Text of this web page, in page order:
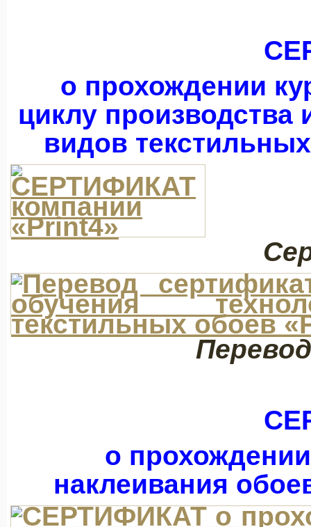
о прохождении
циклу производства
видов
о
наклеивания